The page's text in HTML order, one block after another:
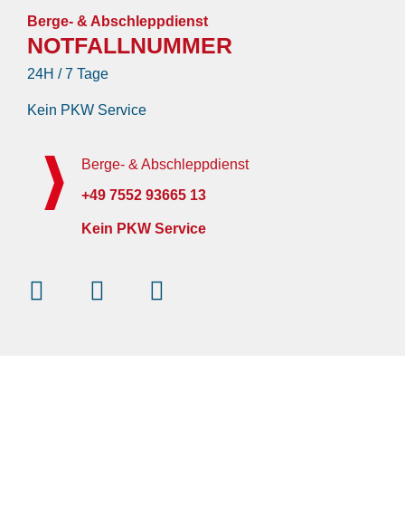
Berge- & Abschleppdienst
NOTFALLNUMMER
24H / 7 Tage
Kein PKW Service
Berge- & Abschleppdienst
+49 7552 93665 13
Kein PKW Service
InstagramFacebook-
f
Youtube